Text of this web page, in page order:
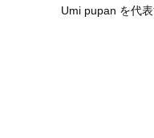
Umi pupan を代